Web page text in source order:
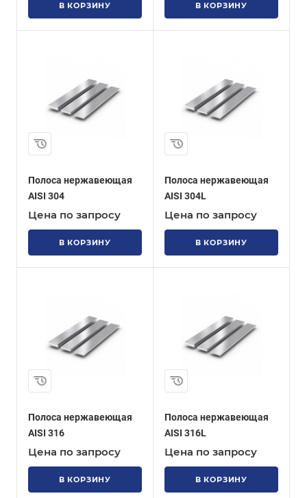
В КОРЗИНУ В КОРЗИНУ
Полоса нержавеющая
AISI 304
Цена по запросу
В КОРЗИНУ
Полоса нержавеющая
AISI 304L
Цена по запросу
В КОРЗИНУ
Полоса нержавеющая
AISI 316
Цена по запросу
В КОРЗИНУ
Полоса нержавеющая
AISI 316L
Цена по запросу
В КОРЗИНУ